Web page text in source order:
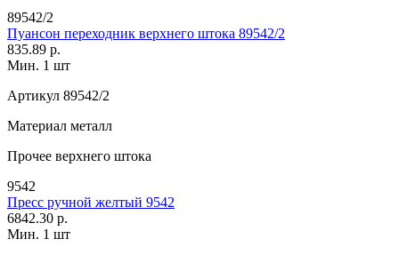
89542/2
Пуансон переходник верхнего штока 89542/2
835.89 р.
Мин. 1 шт
Артикул 89542/2
Материал металл
Прочее верхнего штока
9542
Пресс ручной желтый 9542
6842.30 р.
Мин. 1 шт